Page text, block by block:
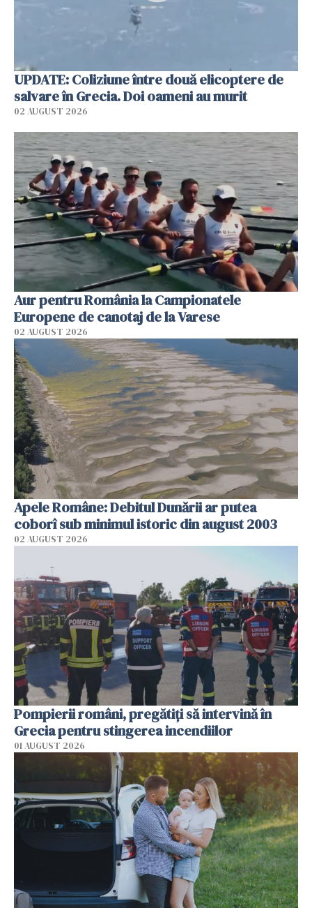
UPDATE: Coliziune între două elicoptere de
salvare în Grecia. Doi oameni au murit
02 AUGUST 2026
Aur pentru România la Campionatele
Europene de canotaj de la Varese
02 AUGUST 2026
Apele Române: Debitul Dunării ar putea
coborî sub minimul istoric din august 2003
02 AUGUST 2026
Pompierii români, pregătiţi să intervină în
Grecia pentru stingerea incendiilor
01 AUGUST 2026